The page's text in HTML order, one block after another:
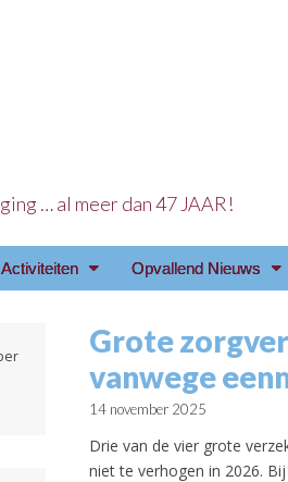
… al meer dan 47 JAAR!
Activiteiten Opvallend Nieuws
Grote
vanwege
14 november 2025
Drie van de vier grote
niet te verhogen in 2026.